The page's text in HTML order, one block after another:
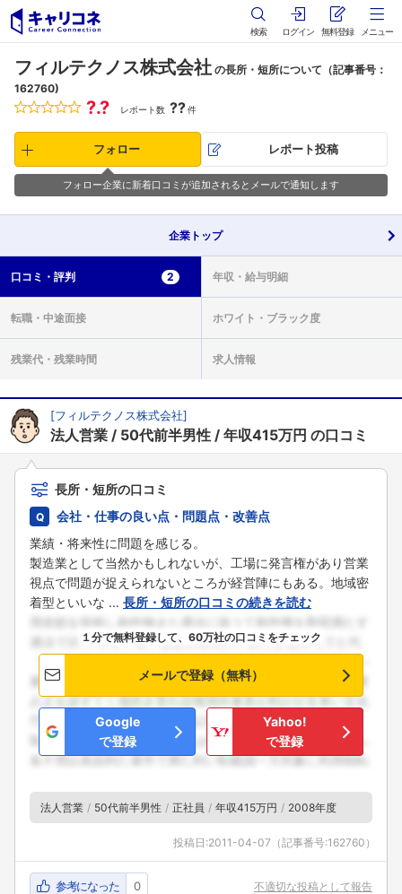
検索 ログイン 無料登録 メニュー
フィルテクノス株式会社 の長所・短所について（記事番号：
162760)
?.? レポート数 ??件
フォロー レポート投稿
フォロー企業に新着口コミが追加されるとメールで通知します
企業 トップ
口コミ・ 評判 2 年収・ 給与明細
転職・ 中途面接 ホワイト・ ブラック度
残業代・ 残業時間 求人情報
[フィルテクノス株式会社]
法人営業 50代前半男性 年収415万円 の口コミ
長所・短所の口コミ
会社・仕事の良い点・問題点・改善点
業績・将来性に問題を感じる。
製造業として当然かもしれないが、工場に発言権があり営業
視点で問題が捉えられないところが経営陣にもある。地域密
着型といいな ... 長所・短所の口コミの続きを読む
１分で無料登録して、60万社の口コミをチェック
メールで登録（無料）
Google
で登録
Yahoo!
で登録
法人営業 50代前半男性 正社員 年収415万円 2008年度
投稿日:2011-04-07 （記事番号:162760）
参考になった 0 不適切な投稿として報告